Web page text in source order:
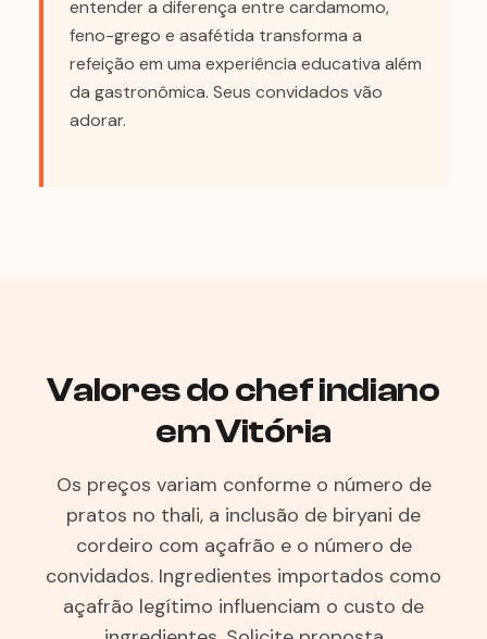
entender a diferença entre cardamomo,
feno-grego e asafétida transforma a
refeição em uma experiência educativa além
da gastronômica. Seus convidados vão
adorar.
Valores do chef indiano
em Vitória
Os preços variam conforme o número de
pratos no thali, a inclusão de biryani de
cordeiro com açafrão e o número de
convidados. Ingredientes importados como
açafrão legítimo influenciam o custo de